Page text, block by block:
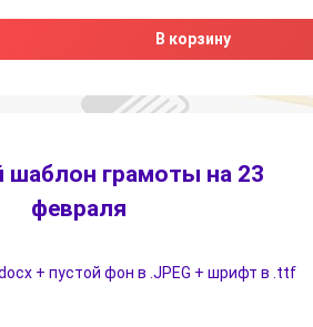
В корзину
шаблон грамоты на 23
февраля
+ пустой фон в .JPEG + шрифт в .ttf